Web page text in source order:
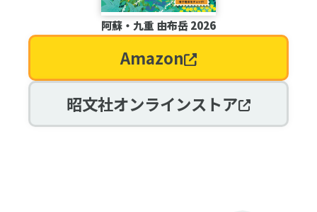
阿蘇・九重 由布岳 2026
Amazon
昭文社オンラインストア